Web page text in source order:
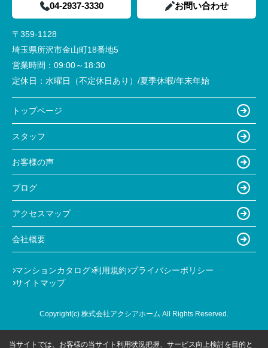
04-2937-3330 お問い合わせ
〒359-1128
埼玉県所沢市金山町18番地5
営業時間： 09:00～18:30
定休日： 水曜日（不定休日あり）/夏季休暇/年末年始
トップページ
スタッフ
お客様の声
ブログ
アクセスマップ
会社概要
マンションカタログ 利用規約 プライバシーポリシー
サイトマップ
Copyright(c) 株式会社アクシアホーム All Rights Reserved.
当サイトでは、お客様の当サイト利用状況把握、サービス向上検討を目的と